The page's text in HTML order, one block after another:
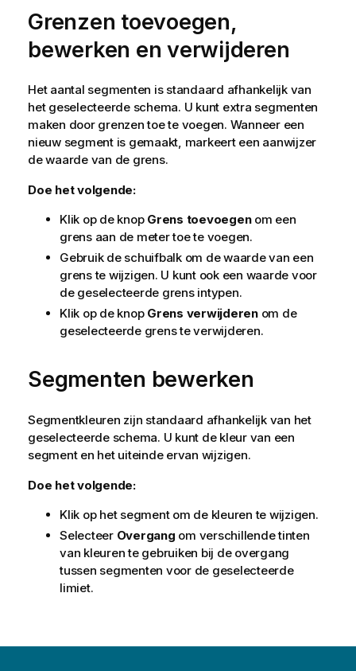
Grenzen toevoegen,
bewerken en verwijderen
Het aantal segmenten is standaard afhankelijk van
het geselecteerde schema. U kunt extra segmenten
maken door grenzen toe te voegen. Wanneer een
nieuw segment is gemaakt, markeert een aanwijzer
de waarde van de grens.
Doe het volgende:
Klik op de knop Grens toevoegenom een
grens aan de meter toe te voegen.
Gebruik de schuifbalk om de waarde van een
grens te wijzigen. U kunt ook een waarde voor
de geselecteerde grens intypen.
Klik op de knop Grens verwijderenom de
geselecteerde grens te verwijderen.
Segmenten bewerken
Segmentkleuren zijn standaard afhankelijk van het
geselecteerde schema. U kunt de kleur van een
segment en het uiteinde ervan wijzigen.
Doe het volgende:
Klik op het segment om de kleuren te wijzigen.
Selecteer Overgang om verschillende tinten
van kleuren te gebruiken bij de overgang
tussen segmenten voor de geselecteerde
limiet.